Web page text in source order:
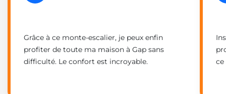
Grâce à ce monte-escalier, je peux enfin
profiter de toute ma maison à Gap sans
difficulté. Le confort est incroyable.
ce